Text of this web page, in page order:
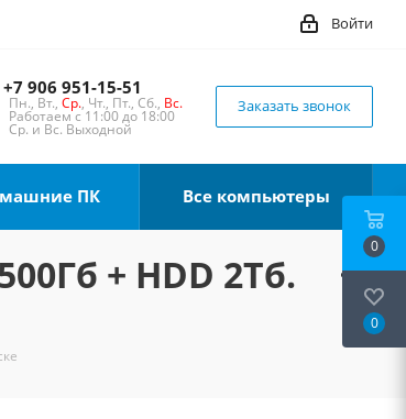
Войти
+7 906 951-15-51
Пн., Вт., Ср., Чт., Пт., Сб., Вс.
Работаем с 11:00 до 18:00
Ср. и Вс. Выходной
Заказать звонок
ПК Все компьютеры
+ HDD 2Тб.
0
0